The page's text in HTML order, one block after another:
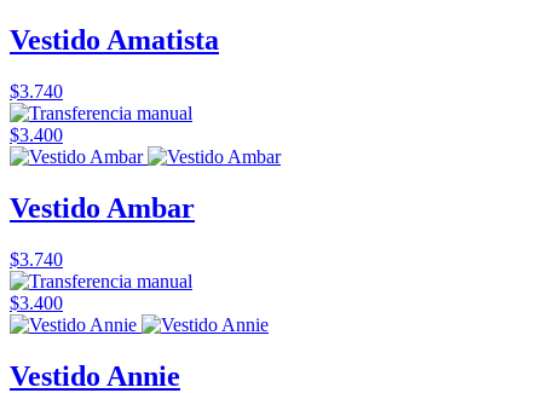
Vestido Amatista
$3.740
$3.400
Vestido Ambar
$3.740
$3.400
Vestido Annie